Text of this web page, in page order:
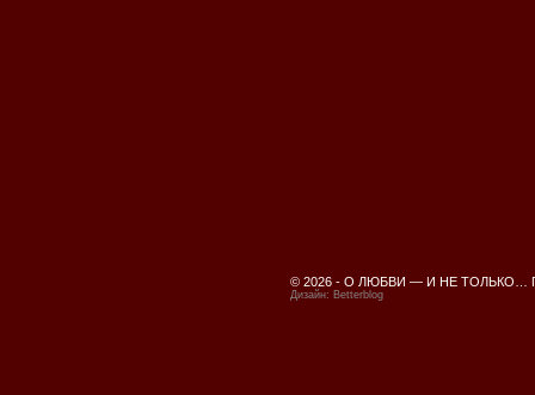
© 2026 - О ЛЮБВИ — И НЕ ТОЛЬКО…
Дизайн: Betterblog